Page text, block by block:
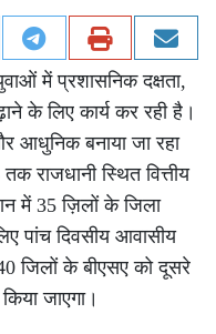
में प्रशासनिक दक्षता,
के लिए कार्य कर रही है।
आधुनिक बनाया जा रहा
राजधानी स्थित वित्तीय
में 35 ज़िलों के जिला
पांच दिवसीय आवासीय
जिलों के बीएसए को दूसरे
जाएगा।